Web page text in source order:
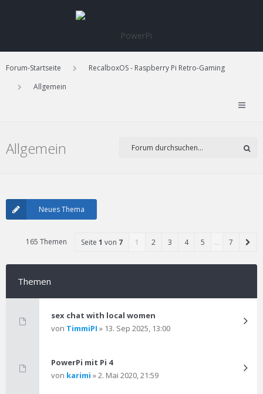
Forum-Startseite
RecalboxOS - Raspberry Pi Retro-Gaming
Allgemein
Allgemein
Neues Thema
165 Themen Seite 1 von 7 1 2 3 4 5 … 7
Themen
sex chat with local women
von TimmiPI » 13. Sep 2025, 13:00
PowerPi mit Pi 4
von karimi » 2. Mai 2020, 21:59